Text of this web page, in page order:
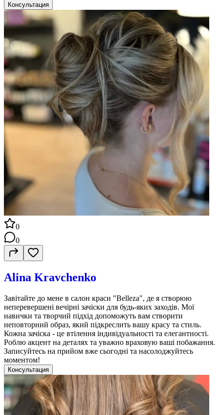
Консультация
0
0
Alina Kravchenko
Завітайте до мене в салон краси "Belleza", де я створюю
неперевершені вечірні зачіски для будь-яких заходів. Мої
навички та творчий підхід допоможуть вам створити
неповторний образ, який підкреслить вашу красу та стиль.
Кожна зачіска - це втілення індивідуальності та елегантності.
Роблю акцент на деталях та уважно враховую ваші побажання.
Записуйтесь на прийом вже сьогодні та насолоджуйтесь
моментом!
Консультация